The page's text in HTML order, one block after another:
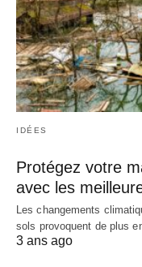
IDÉES
Protégez votre
avec les
Les changements
sols provoquent de plus
3 ans ago